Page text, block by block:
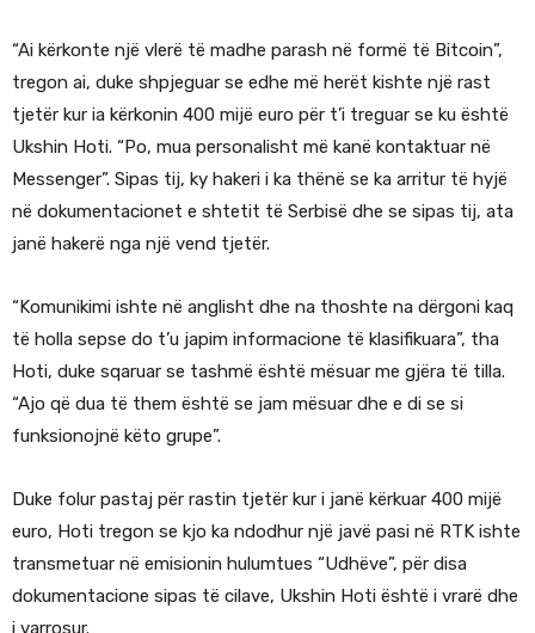
“Ai kërkonte një vlerë të madhe parash në formë të Bitcoin”,
tregon ai, duke shpjeguar se edhe më herët kishte një rast
tjetër kur ia kërkonin 400 mijë euro për t’i treguar se ku është
Ukshin Hoti. “Po, mua personalisht më kanë kontaktuar në
Messenger”. Sipas tij, ky hakeri i ka thënë se ka arritur të hyjë
në dokumentacionet e shtetit të Serbisë dhe se sipas tij, ata
janë hakerë nga një vend tjetër.
“Komunikimi ishte në anglisht dhe na thoshte na dërgoni kaq
të holla sepse do t’u japim informacione të klasifikuara”, tha
Hoti, duke sqaruar se tashmë është mësuar me gjëra të tilla.
“Ajo që dua të them është se jam mësuar dhe e di se si
funksionojnë këto grupe”.
Duke folur pastaj për rastin tjetër kur i janë kërkuar 400 mijë
euro, Hoti tregon se kjo ka ndodhur një javë pasi në RTK ishte
transmetuar në emisionin hulumtues “Udhëve”, për disa
dokumentacione sipas të cilave, Ukshin Hoti është i vrarë dhe
i varrosur.